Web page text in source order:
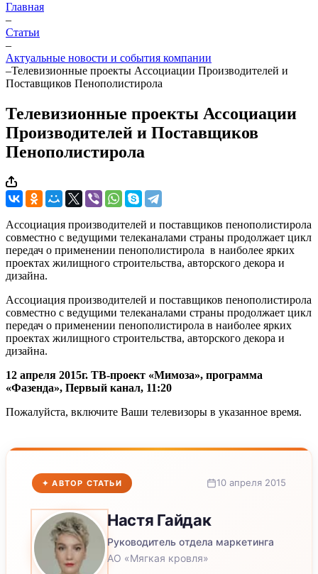
Главная
–
Статьи
–
Актуальные новости и события компании
–Телевизионные проекты Ассоциации Производителей и
Поставщиков Пенополистирола
Телевизионные проекты Ассоциации
Производителей и Поставщиков
Пенополистирола
Ассоциация производителей и поставщиков пенополистирола
совместно с ведущими телеканалами страны продолжает цикл
передач о применении пенополистирола в наиболее ярких
проектах жилищного строительства, авторского декора и
дизайна.
Ассоциация производителей и поставщиков пенополистирола
совместно с ведущими телеканалами страны продолжает цикл
передач о применении пенополистирола в наиболее ярких
проектах жилищного строительства, авторского декора и
дизайна.
12 апреля 2015г. ТВ-проект «Мимоза», программа
«Фазенда», Первый канал, 11:20
Пожалуйста, включите Ваши телевизоры в указанное время.
✦ АВТОР СТАТЬИ 10 апреля 2015
Настя Гайдак
Руководитель отдела маркетинга
АО «Мягкая кровля»